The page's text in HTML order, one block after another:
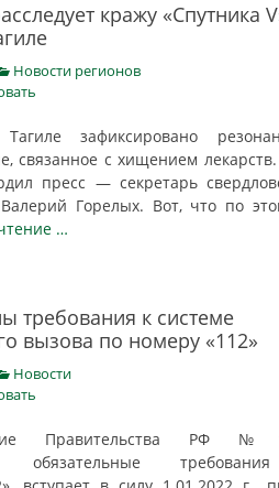
кражу «Спутника
Categories
Новости регионов
зафиксировано
связанное с хищением
пресс — секретарь
Горелых. Вот, что по
…
требования к системе
вызова по номеру «112»
Categories
Новости
Правительства РФ
обязательные